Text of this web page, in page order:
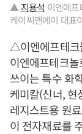
▲ 지용석 이엔에
케이씨엔에이 대표
△이엔에프테크
이엔에프테크
쓰이는 특수 화
케미칼(신너, 현
레지스트용 원
이 전자재료를